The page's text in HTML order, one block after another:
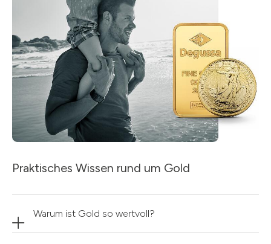
Praktisches Wissen rund um Gold
Warum ist Gold so wertvoll?